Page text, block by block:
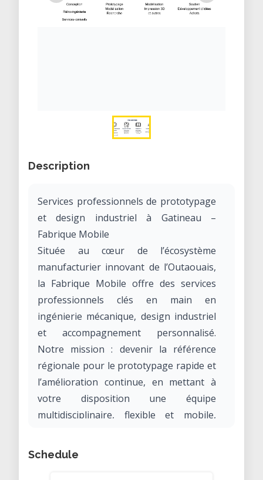
Description
Services professionnels de prototypage
et design industriel à Gatineau –
Fabrique Mobile
Située au cœur de l’écosystème
manufacturier innovant de l’Outaouais,
la Fabrique Mobile offre des services
professionnels clés en main en
ingénierie mécanique, design industriel
et accompagnement personnalisé.
Notre mission : devenir la référence
régionale pour le prototypage rapide et
l’amélioration continue, en mettant à
votre disposition une équipe
multidisciplinaire, flexible et mobile,
conception numérique.
Schedule